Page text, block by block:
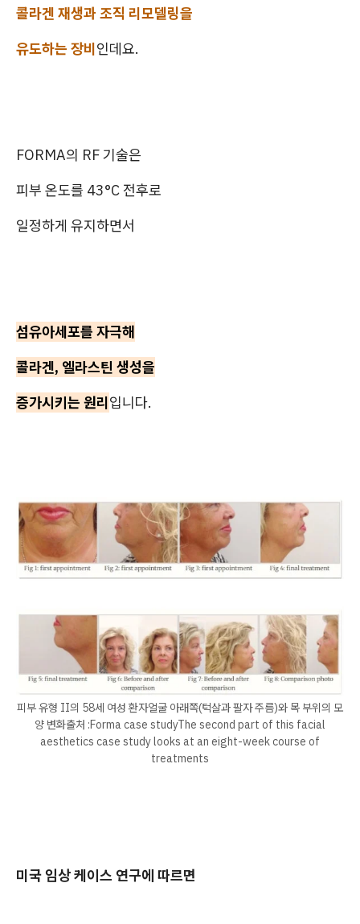
콜라겐 재생과 조직 리모델링을
유도하는 장비인데요.
FORMA의 RF 기술은
피부 온도를 43°C 전후로
일정하게 유지하면서
섬유아세포를 자극해
콜라겐, 엘라스틴 생성을
증가시키는 원리입니다.
피부 유형 II의 58세 여성 환자얼굴 아래쪽(턱살과 팔자 주름)와 목 부위의 모
양 변화​출처 :Forma case studyThe second part of this facial
aesthetics case study looks at an eight-week course of
treatments
미국 임상 케이스 연구에 따르면